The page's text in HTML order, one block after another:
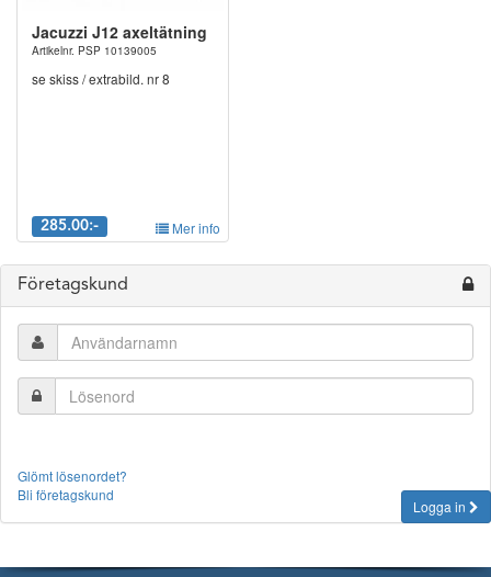
Jacuzzi J12 axeltätning
Artikelnr. PSP 10139005
se skiss / extrabild. nr 8
285.00:- Mer info
Företagskund
Glömt lösenordet?
Bli företagskund
Logga in